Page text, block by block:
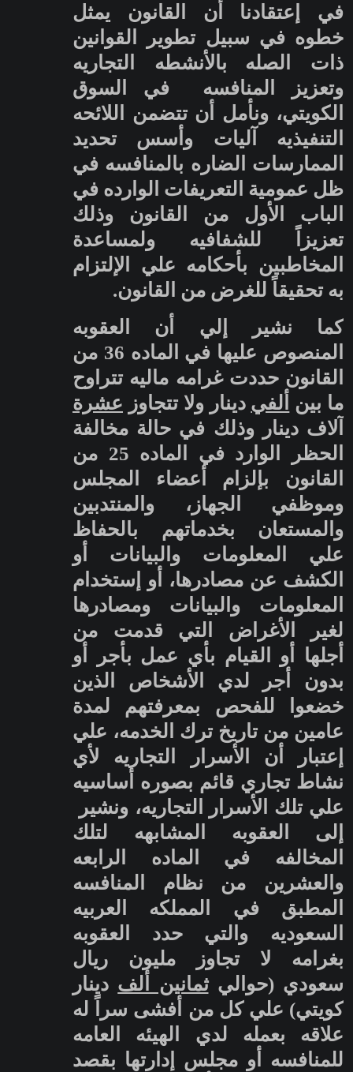
في إعتقادنا أن القانون يمثل
خطوه في سبيل تطوير القوانين
ذات الصله
بالأنشطه التجاريه
وتعزيز المنافسه في السوق
الكويتي، ونأمل أن تتضمن اللائحه
التنفيذيه آليات وأسس تحديد
الممارسات الضاره بالمنافسه في
ظل عمومية التعريفات الوارده في
الباب الأول من القانون وذلك
تعزيزاً للشفافيه ولمساعدة
المخاطبين بأحكامه علي الإلتزام
به تحقيقاً للغرض من القانون.
كما نشير إلي أن العقوبه
المنصوص عليها في الماده 36 من
القانون حددت غرامه ماليه تتراوح
ما بين
ألفي دينار ولا تتجاوز عشرة
آلاف دينار وذلك في حالة مخالفة
الحظر الوارد في الماده 25 من
القانون بإلزام أعضاء المجلس
وموظفي الجهاز، والمنتدبين
والمستعان بخدماتهم بالحفاظ
علي المعلومات والبيانات أو
الكشف عن مصادرها، أو إستخدام
المعلومات والبيانات ومصادرها
لغير الأغراض التي قدمت من
أجلها أو القيام بأي عمل بأجر أو
بدون أجر لدي الأشخاص الذين
خضعوا للفحص بمعرفتهم لمدة
عامين من تاريخ ترك الخدمه، علي
إعتبار أن الأسرار التجاريه لأي
نشاط تجاري قائم بصوره أساسيه
علي تلك الأسرار التجاريه، ونشير
إلى العقوبه المشابهه لتلك
المخالفه في الماده الرابعه
والعشرين من نظام المنافسه
المطبق في المملكه العربيه
السعوديه والتي حدد العقوبه
بغرامه لا تجاوز مليون ريال
سعودي (حواليثمانين ألف دينار
كويتي) علي كل من أفشى سراً له
علاقه بعمله لدي الهيئه العامه
للمنافسه أو مجلس إدارتها بقصد